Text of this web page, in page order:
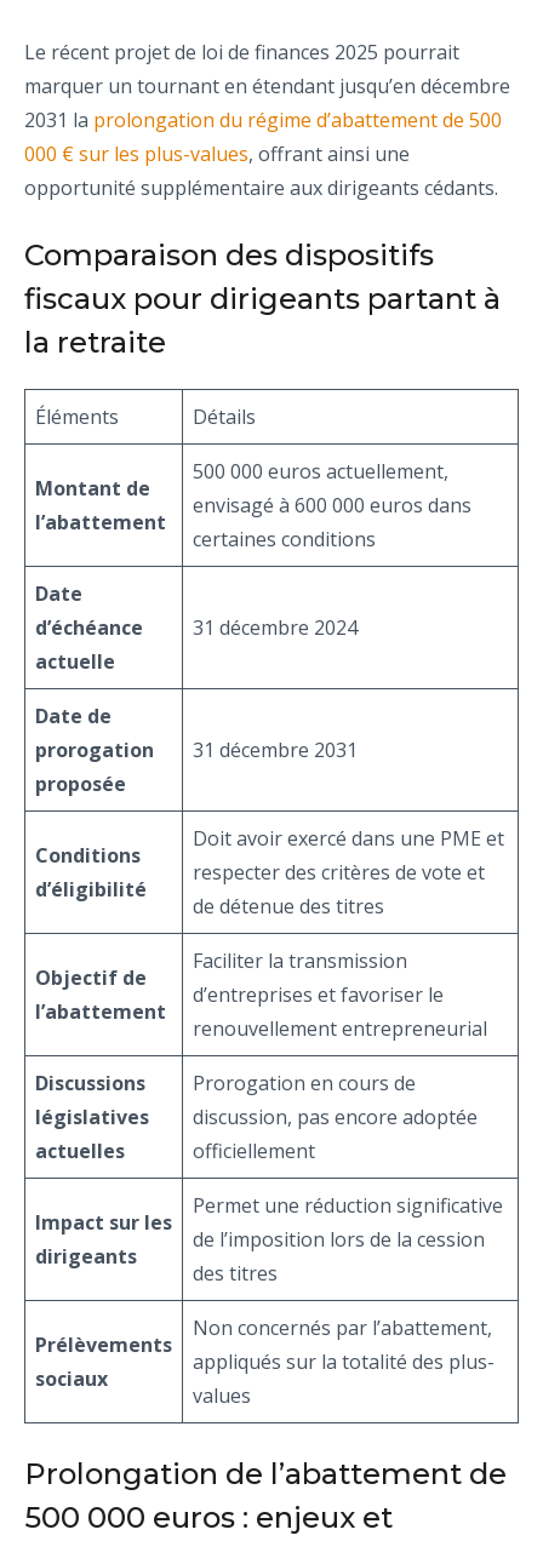
Le récent projet de loi de finances 2025 pourrait
marquer un tournant en étendant jusqu’en décembre
2031 la prolongation du régime d’abattement de 500
000 € sur les plus-values, offrant ainsi une
opportunité supplémentaire aux dirigeants cédants.
Comparaison des dispositifs
fiscaux pour dirigeants partant à
la retraite
Éléments Détails
Montant de
l’abattement
500 000 euros actuellement,
envisagé à 600 000 euros dans
certaines conditions
Date
d’échéance
actuelle
31 décembre 2024
Date de
prorogation
proposée
31 décembre 2031
Conditions
d’éligibilité
Doit avoir exercé dans une PME et
respecter des critères de vote et
de détenue des titres
Objectif de
l’abattement
Faciliter la transmission
d’entreprises et favoriser le
renouvellement entrepreneurial
Discussions
législatives
actuelles
Prorogation en cours de
discussion, pas encore adoptée
officiellement
Impact sur les
dirigeants
Permet une réduction significative
de l’imposition lors de la cession
des titres
Prélèvements
sociaux
Non concernés par l’abattement,
appliqués sur la totalité des plus-
values
Prolongation de l’abattement de
500 000 euros : enjeux et